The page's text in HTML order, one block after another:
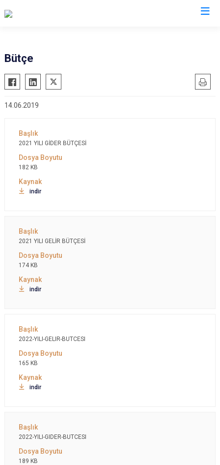
Bütçe
14.06.2019
2021 YILI GİDER BÜTÇESİ
182 KB
indir
2021 YILI GELİR BÜTÇESİ
174 KB
indir
2022-YILI-GELIR-BUTCESI
165 KB
indir
2022-YILI-GIDER-BUTCESI
189 KB